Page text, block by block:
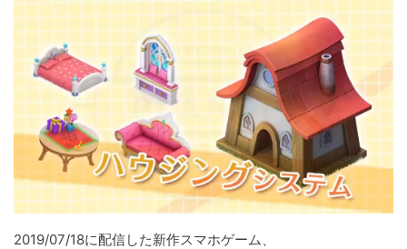
2019/07/18に配信した新作スマホゲーム、